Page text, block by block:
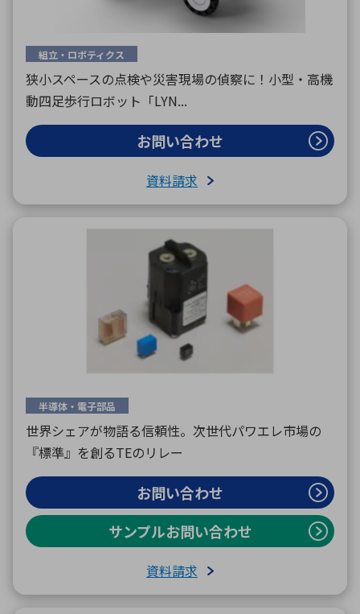
組立・ロボティクス
狭小スペースの点検や災害現場の偵察に！小型・高機
動四足歩行ロボット「LYN...
お問い合わせ
資料請求
半導体・電子部品
世界シェアが物語る信頼性。次世代パワエレ市場の
『標準』を創るTEのリレー
お問い合わせ
サンプルお問い合わせ
資料請求